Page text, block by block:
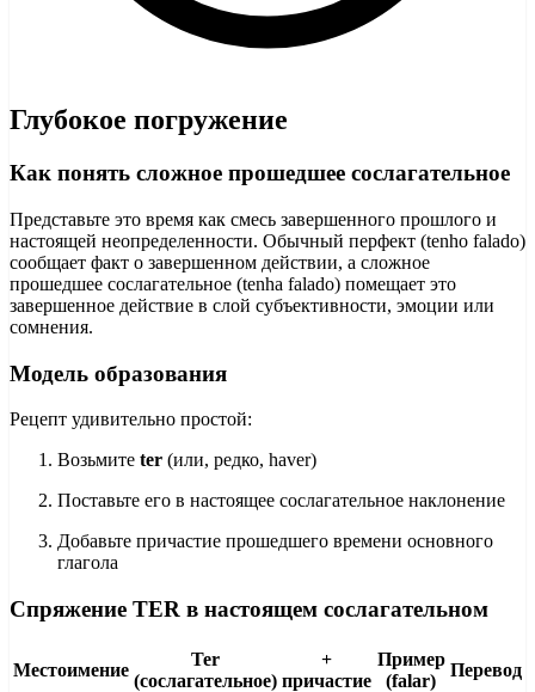
Глубокое погружение
Как понять сложное прошедшее сослагательное
Представьте это время как смесь завершенного прошлого и
настоящей неопределенности. Обычный перфект (tenho falado)
сообщает факт о завершенном действии, а сложное
прошедшее сослагательное (tenha falado) помещает это
завершенное действие в слой субъективности, эмоции или
сомнения.
Модель образования
Рецепт удивительно простой:
Возьмите ter (или, редко, haver)
Поставьте его в настоящее сослагательное наклонение
Добавьте причастие прошедшего времени основного
глагола
Спряжение TER в настоящем сослагательном
Местоимение
Ter
(сослагательное)
+
причастие
Пример
(falar)
Перевод